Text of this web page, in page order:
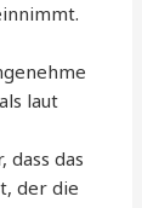
laut
das
der die